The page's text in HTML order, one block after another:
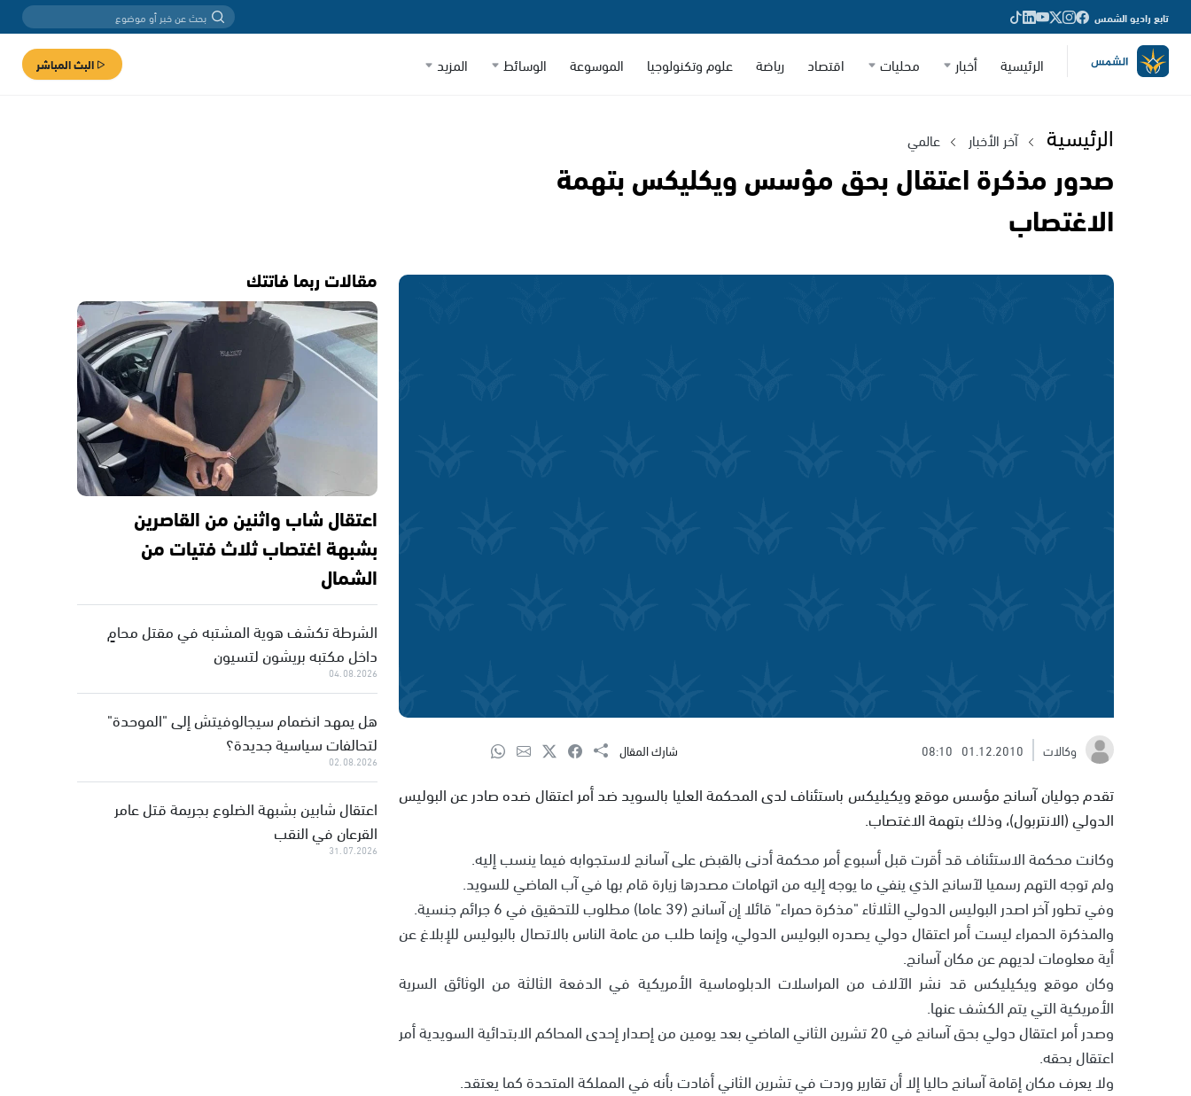
تابع راديو الشمس
الرئيسية أخبار محليات اقتصاد رياضة علوم وتكنولوجيا الموسوعة الوسائط المزيد البث المباشر
الرئيسية آخر الأخبار عالمي
صدور مذكرة اعتقال بحق مؤسس ويكليكس بتهمة
الاغتصاب
وكالات 01.12.2010
08:10 شارك المقال
تقدم جوليان آسانج مؤسس موقع ويكيليكس باستئناف لدى المحكمة العليا بالسويد ضد أمر اعتقال ضده صادر عن البوليس
الدولي (الانتربول)، وذلك بتهمة الاغتصاب.
وكانت محكمة الاستئناف قد أقرت قبل أسبوع أمر محكمة أدنى بالقبض على آسانج لاستجوابه فيما ينسب إليه.
ولم توجه التهم رسميا لآسانج الذي ينفي ما يوجه إليه من اتهامات مصدرها زيارة قام بها في آب الماضي للسويد.
وفي تطور آخر اصدر البوليس الدولي الثلاثاء "مذكرة حمراء" قائلا إن آسانج (39 عاما) مطلوب للتحقيق في 6 جرائم جنسية.
والمذكرة الحمراء ليست أمر اعتقال دولي يصدره البوليس الدولي، وإنما طلب من عامة الناس بالاتصال بالبوليس للإبلاغ عن
أية معلومات لديهم عن مكان آسانج.
وكان موقع ويكيليكس قد نشر الآلاف من المراسلات الدبلوماسية الأمريكية في الدفعة الثالثة من الوثائق السرية
الأمريكية التي يتم الكشف عنها.
وصدر أمر اعتقال دولي بحق آسانج في 20 تشرين الثاني الماضي بعد يومين من إصدار إحدى المحاكم الابتدائية السويدية أمر
اعتقال بحقه.
ولا يعرف مكان إقامة آسانج حاليا إلا أن تقارير وردت في تشرين الثاني أفادت بأنه في المملكة المتحدة كما يعتقد.
مقالات ربما فاتتك
اعتقال شاب واثنين من القاصرين
بشبهة اغتصاب ثلاث فتيات من
الشمال
الشرطة تكشف هوية المشتبه في مقتل محامٍ
داخل مكتبه بريشون لتسيون
04.08.2026
هل يمهد انضمام سيجالوفيتش إلى "الموحدة"
لتحالفات سياسية جديدة؟
02.08.2026
اعتقال شابين بشبهة الضلوع بجريمة قتل عامر
القرعان في النقب
31.07.2026